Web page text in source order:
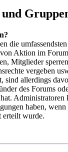
die
Aktion im
Mitglieder
vergeben
sind allerdings
des Forums
Administratoren
haben, wenn
erteilt wurde.